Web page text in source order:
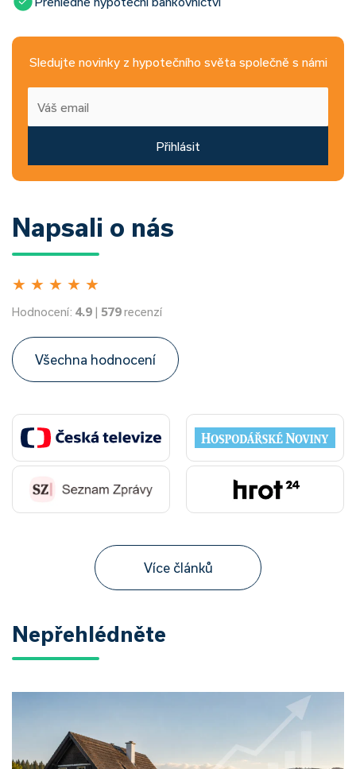
Sledujte novinky z hypotečního světa společně s námi
Přihlásit
Napsali o nás
★ ★ ★ ★ ★
Hodnocení: 4.9 | 579recenzí
Všechna hodnocení
Více článků
Nepřehlédněte